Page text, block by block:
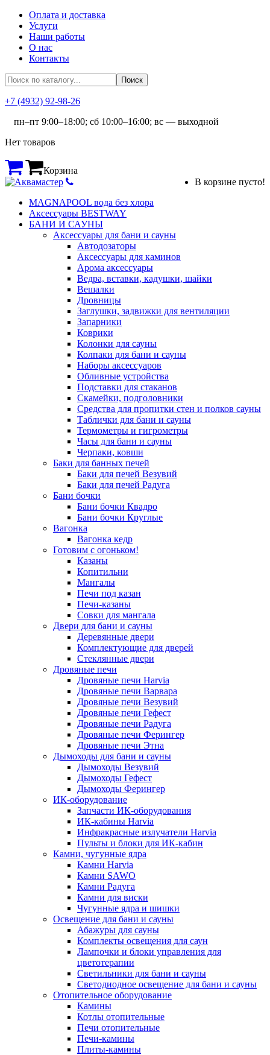
Оплата и доставка
Услуги
Наши работы
О нас
Контакты
+7 (4932) 92-98-26
пн–пт 9:00–18:00; сб 10:00–16:00; вс — выходной
Нет товаров
Корзина
В корзине пусто!
MAGNAPOOL вода без хлора
Аксессуары BESTWAY
БАНИ И САУНЫ
Аксессуары для бани и сауны
Автодозаторы
Аксессуары для каминов
Арома аксессуары
Ведра, вставки, кадушки, шайки
Вешалки
Дровницы
Заглушки, задвижки для вентиляции
Запарники
Коврики
Колонки для сауны
Колпаки для бани и сауны
Наборы аксессуаров
Обливные устройства
Подставки для стаканов
Скамейки, подголовники
Средства для пропитки стен и полков сауны
Таблички для бани и сауны
Термометры и гигрометры
Часы для бани и сауны
Черпаки, ковши
Баки для банных печей
Баки для печей Везувий
Баки для печей Радуга
Бани бочки
Бани бочки Квадро
Бани бочки Круглые
Вагонка
Вагонка кедр
Готовим с огоньком!
Казаны
Копитильни
Мангалы
Печи под казан
Печи-казаны
Совки для мангала
Двери для бани и сауны
Деревянные двери
Комплектующие для дверей
Стеклянные двери
Дровяные печи
Дровяные печи Harvia
Дровяные печи Варвара
Дровяные печи Везувий
Дровяные печи Гефест
Дровяные печи Радуга
Дровяные печи Ферингер
Дровяные печи Этна
Дымоходы для бани и сауны
Дымоходы Везувий
Дымоходы Гефест
Дымоходы Ферингер
ИК-оборудование
Запчасти ИК-оборудования
ИК-кабины Harvia
Инфракрасные излучатели Harvia
Пульты и блоки для ИК-кабин
Камни, чугунные ядра
Камни Harvia
Камни SAWO
Камни Радуга
Камни для виски
Чугунные ядра и шишки
Освещение для бани и сауны
Абажуры для сауны
Комплекты освещения для саун
Лампочки и блоки управления для
цветотерапии
Светильники для бани и сауны
Светодиодное освещение для бани и сауны
Отопительное оборудование
Камины
Котлы отопительные
Печи отопительные
Печи-камины
Плиты-камины